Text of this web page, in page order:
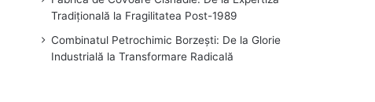
Tradițională la Fragilitatea Post-1989
Combinatul Petrochimic Borzești: De la Glorie
Industrială la Transformare Radicală